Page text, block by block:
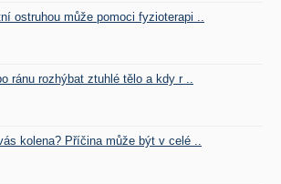
ostruhou může pomoci fyzioterapi ..
ránu rozhýbat ztuhlé tělo a kdy r ..
kolena? Příčina může být v celé ..